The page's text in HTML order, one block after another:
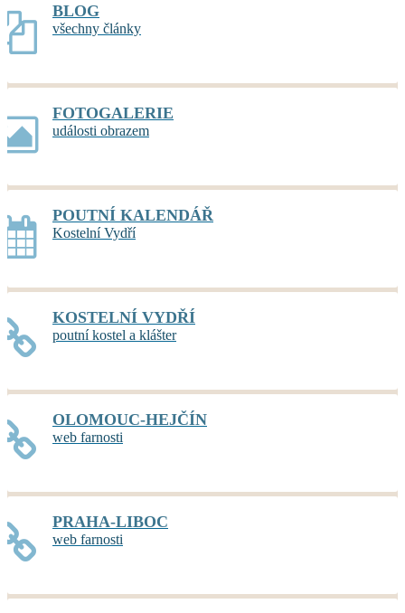
BLOG
všechny články
FOTOGALERIE
události obrazem
POUTNÍ KALENDÁŘ
Kostelní Vydří
KOSTELNÍ VYDŘÍ
poutní kostel a klášter
OLOMOUC-HEJČÍN
web farnosti
PRAHA-LIBOC
web farnosti